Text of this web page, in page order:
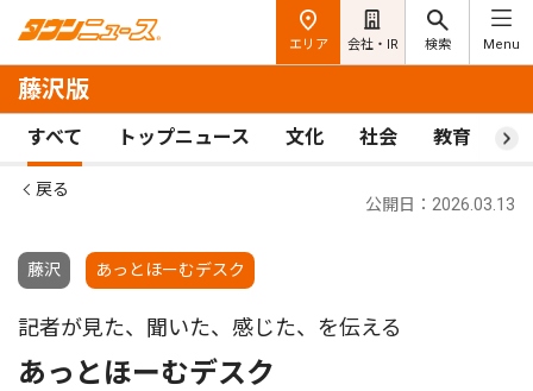
エリア 会社・IR 検索 Menu
藤沢版
すべて トップニュース 文化 社会 教育 ス
戻る
藤沢 あっとほーむデスク
公開日：2026.03.13
記者が見た、聞いた、感じた、を伝える
あっとほーむデスク